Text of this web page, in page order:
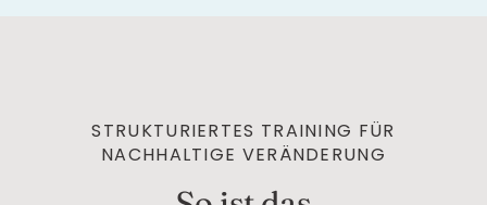
STRUKTURIERTES TRAINING FÜR
NACHHALTIGE VERÄNDERUNG